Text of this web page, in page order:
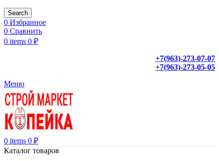
Search
0 Избранное
0 Сравнить
0 items 0 ₽
+7(963)-273-07-07
+7(963)-273-05-05
Меню
0 items 0 ₽
Каталог товаров